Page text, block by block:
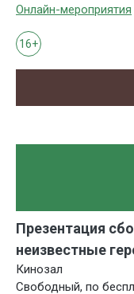
Онлайн-мероприятия
16+
Презентация
неизвестные
Кинозал
Свободный, по